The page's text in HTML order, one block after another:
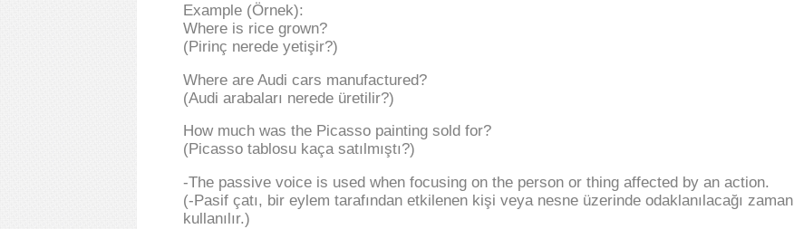
Example (Örnek):
Where is rice grown?
(Pirinç nerede yetişir?)
Where are Audi cars manufactured?
(Audi arabaları nerede üretilir?)
How much was the Picasso painting sold for?
(Picasso tablosu kaça satılmıştı?)
-The passive voice is used when focusing on the person or thing affected by an action.
(-Pasif çatı, bir eylem tarafından etkilenen kişi veya nesne üzerinde odaklanılacağı zaman
kullanılır.)